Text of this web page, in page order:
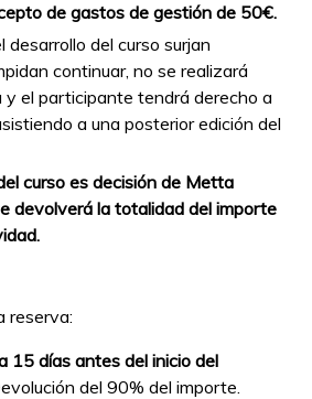
de gastos de gestión de 50€.
desarrollo del curso surjan
continuar, no se realizará
y el participante tendrá derecho a
a una posterior edición del
curso es decisión de Metta
devolverá la totalidad del importe
reserva:
15 días antes del inicio del
del 90% del importe.